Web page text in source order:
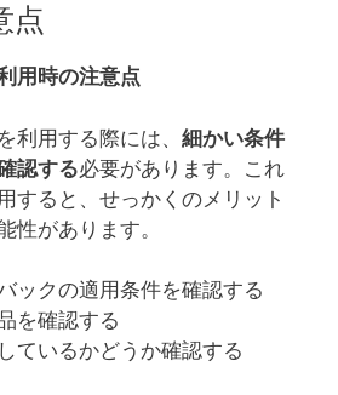
点
用時の注意点
利用する際には、 細かい条件
認する必要があります。これ
すると、せっかくのメリット
性があります。
ックの適用条件を確認する
を確認する
ているかどうか確認する